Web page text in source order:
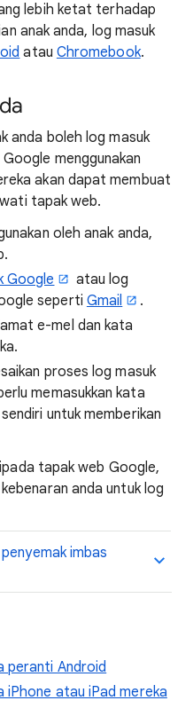
lebih ketat terhadap
anak anda, log masuk
atau Chromebook.
anda boleh log masuk
menggunakan
akan dapat membuat
tapak web.
oleh anak anda,
Google
atau log
seperti Gmail
.
e-mel dan kata
proses log masuk
memasukkan kata
untuk memberikan
tapak web Google,
anda untuk log
imbas
peranti Android
iPhone atau iPad mereka